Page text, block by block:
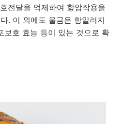
전달을 억제하여 항암작용을
. 이 외에도 울금은 항알러지
보호 효능 등이 있는 것으로 확